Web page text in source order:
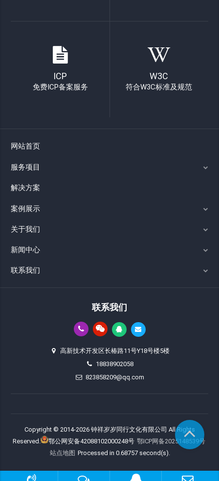
ICP
免费ICP备案服务
W3C
符合W3C标准及规范
网站首页
服务项目
解决方案
案例展示
关于我们
新闻中心
联系我们
联系我们
高新技术开发区长椿路11号Y18号楼5楼
18838902058
823858209@qq.com
Copyright © 2014-2026 钟祥岁岁同行文化有限公司 All Rights
Reserved.
鄂公网安备42088102000248号 鄂ICP网备2025148539号
站点地图 Processed in 0.68757 second(s).